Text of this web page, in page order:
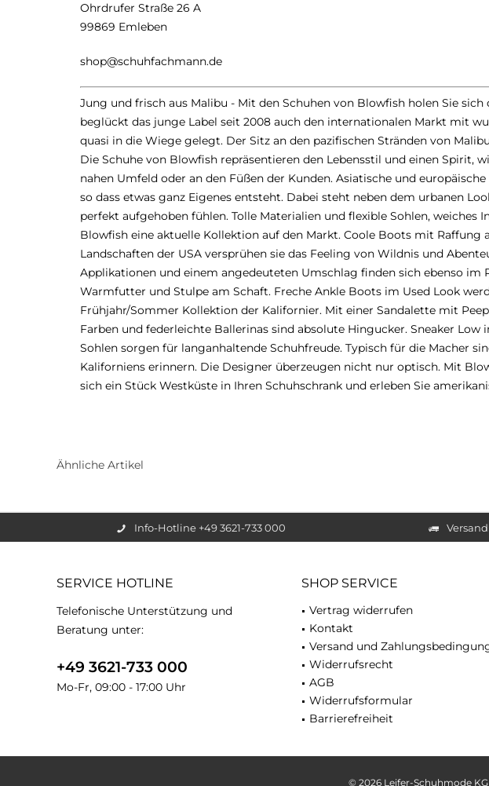
Ohrdrufer Straße 26 A
99869 Emleben
shop@schuhfachmann.de
Jung und frisch aus Malibu - Mit den Schuhen von Blowfish holen Sie
beglückt das junge Label seit 2008 auch den internationalen Markt mit
quasi in die Wiege gelegt. Der Sitz an den pazifischen Stränden von
Die Schuhe von Blowfish repräsentieren den Lebensstil und einen
nahen Umfeld oder an den Füßen der Kunden. Asiatische und
so dass etwas ganz Eigenes entsteht. Dabei steht neben dem urbanen
perfekt aufgehoben fühlen. Tolle Materialien und flexible Sohlen,
Blowfish eine aktuelle Kollektion auf den Markt. Coole Boots mit
Landschaften der USA versprühen sie das Feeling von Wildnis und
Applikationen und einem angedeuteten Umschlag finden sich ebenso
Warmfutter und Stulpe am Schaft. Freche Ankle Boots im Used Look
Frühjahr/Sommer Kollektion der Kalifornier. Mit einer Sandalette mit
Farben und federleichte Ballerinas sind absolute Hingucker. Sneaker
Sohlen sorgen für langanhaltende Schuhfreude. Typisch für die Macher
Kaliforniens erinnern. Die Designer überzeugen nicht nur optisch. Mit
sich ein Stück Westküste in Ihren Schuhschrank und erleben Sie
Ähnliche Artikel
Info-Hotline +49 3621-733 000
SERVICE HOTLINE
Telefonische Unterstützung und
Beratung unter:
+49 3621-733 000
Mo-Fr, 09:00 - 17:00 Uhr
SHOP SERVICE
Vertrag widerrufen
Kontakt
Versand und
Widerrufsrecht
AGB
Widerrufsformular
Barrierefreiheit
© 2026 Leifer-Schuhmode